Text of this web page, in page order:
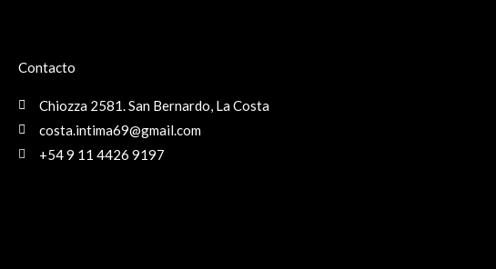
Contacto
Chiozza 2581. San Bernardo, La Costa
costa.intima69@gmail.com
+54 9 11 4426 9197